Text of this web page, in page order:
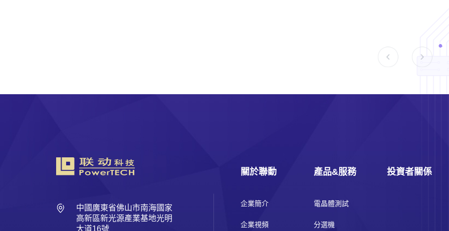
中國廣東省佛山市南海國家
高新區新光源產業基地光明
大道16號
關於聯動
企業簡介
企業視頻
產品&服務
電晶體測試
分選機
投資者關係